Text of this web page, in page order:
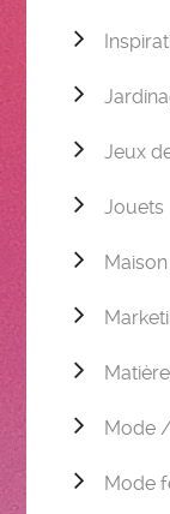
Jeux
Jouets
Maison
Matière
Mode
Mode